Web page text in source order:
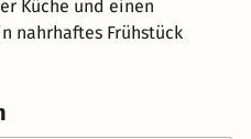
Küche und einen
nahrhaftes Frühstück